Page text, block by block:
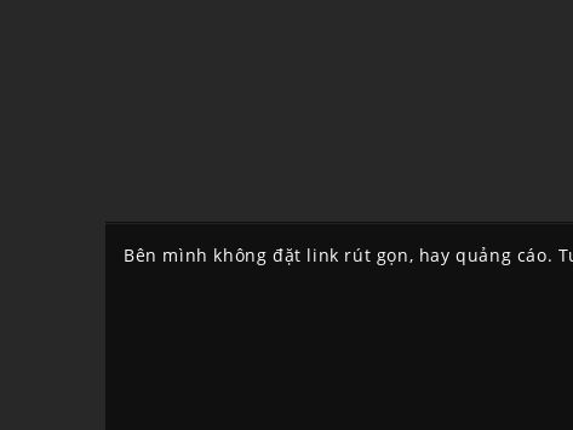
Bên mình không đặt link rút gọn, hay quảng cáo.